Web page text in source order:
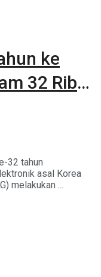
ke
32 Ribu
32 tahun
asal Korea
melakukan ...